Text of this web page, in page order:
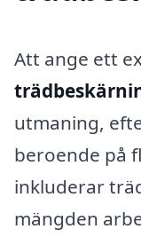
Att ange ett
utmaning,
beroende på
inkluderar
mängden